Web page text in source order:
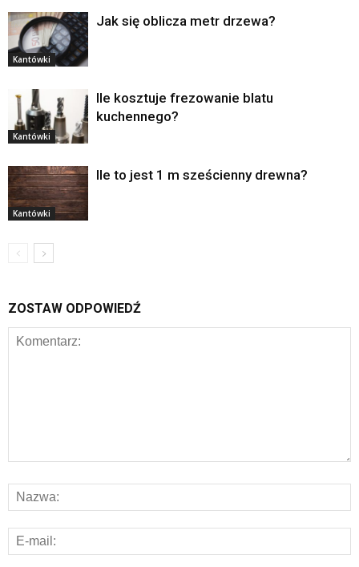
Kantówki
Jak się oblicza metr drzewa?
Kantówki
Ile kosztuje frezowanie blatu
kuchennego?
Kantówki
Ile to jest 1 m sześcienny drewna?
ZOSTAW ODPOWIEDŹ